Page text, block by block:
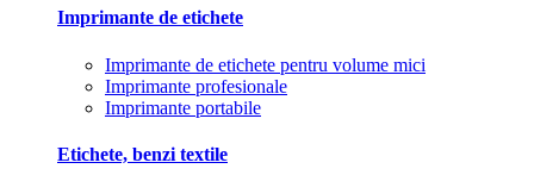
Imprimante de etichete
Imprimante de etichete pentru volume mici
Imprimante profesionale
Imprimante portabile
Etichete, benzi textile